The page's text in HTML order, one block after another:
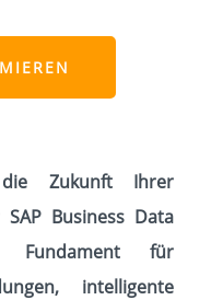
Zukunft Ihrer
Business Data
Fundament für
intelligente